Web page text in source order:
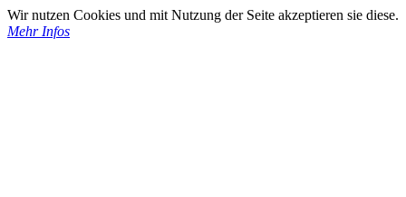
Wir nutzen Cookies und mit Nutzung der Seite akzeptieren sie diese.
Mehr Infos